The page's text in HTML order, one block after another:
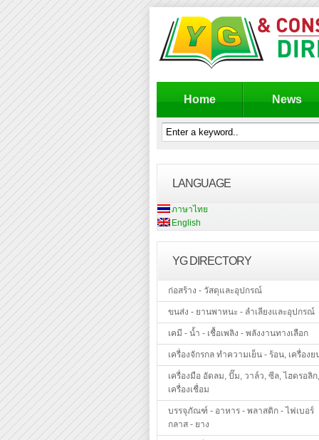
Home News
LANGUAGE
ภาษาไทย
English
YG DIRECTORY
ก่อสร้าง - วัสดุและอุปกรณ์
ขนส่ง - ยานพาหนะ - ลำเลียงและอุปกรณ์
เคมี - น้ำ - เชื้อเพลิง - พลังงานทางเลือก
เครื่องจักรกล ทำความเย็น - ร้อน, เครื่องย
เครื่องมือ อัดลม, ปั๊ม, วาล์ว, ซีล, ไฮดรอลิก,
เครื่องเชื่อม
บรรจุภัณฑ์ - อาหาร - พลาสติก - ไฟเบอร์
กลาส - ยาง